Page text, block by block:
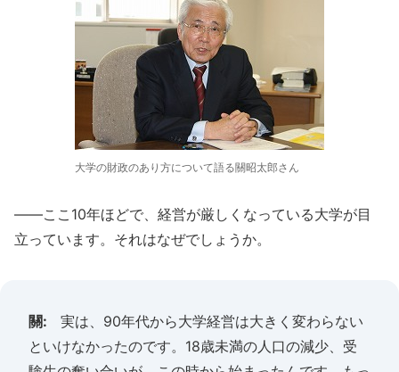
大学の財政のあり方について語る關昭太郎さん
――ここ10年ほどで、経営が厳しくなっている大学が目
立っています。それはなぜでしょうか。
關: 実は、90年代から大学経営は大きく変わらない
といけなかったのです。18歳未満の人口の減少、受